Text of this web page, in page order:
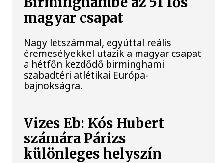
magyar csapat
Nagy létszámmal, egyúttal reális
éremesélyekkel utazik a magyar csapat
a hétfőn kezdődő birminghami
szabadtéri atlétikai Európa-
bajnokságra.
Vizes Eb: Kós Hubert
számára Párizs
különleges helyszín